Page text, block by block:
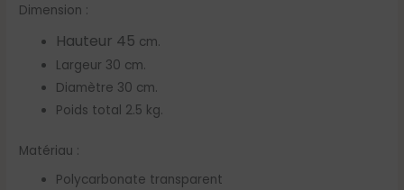
Dimension :
Hauteur 45 cm.
Largeur 30 cm.
Diamètre 30 cm.
Poids total 2.5 kg.
Matériau :
Polycarbonate transparent